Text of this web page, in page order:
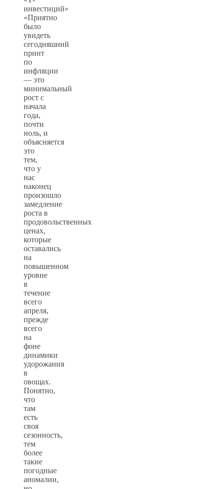
инвестиций»
«Приятно
было
увидеть
сегодняшний
принт
по
инфляции
— это
минимальный
рост с
начала
года,
почти
ноль, и
объясняется
это
тем,
что у
нас
наконец
произошло
замедление
роста в
продовольственных
ценах,
которые
оставались
на
повышенном
уровне
в
течение
всего
апреля,
прежде
всего
на
фоне
динамики
удорожания
в
овощах.
Понятно,
что
там
есть
своя
сезонность,
тем
более
такие
погодные
аномалии,